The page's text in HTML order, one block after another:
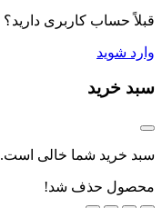
قبلاً حساب کاربری دارید؟
وارد شوید
سبد خرید
سبد خرید شما خالی است.
محصول حذف شد!